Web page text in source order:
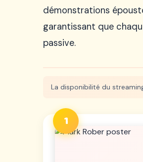
démonstrations
garantissant que
passive.
La disponibilité du
La Liste
1